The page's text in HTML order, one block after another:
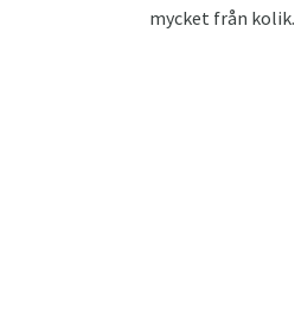
mycket från kolik.